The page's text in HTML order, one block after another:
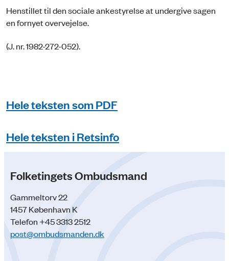
Henstillet til den sociale ankestyrelse at undergive sagen
en fornyet overvejelse.
(J. nr. 1982-272-052).
Hele teksten som PDF
Hele teksten i Retsinfo
Folketingets Ombudsmand
Gammeltorv 22
1457 København K
Telefon +45 3313 2512
post@ombudsmanden.dk